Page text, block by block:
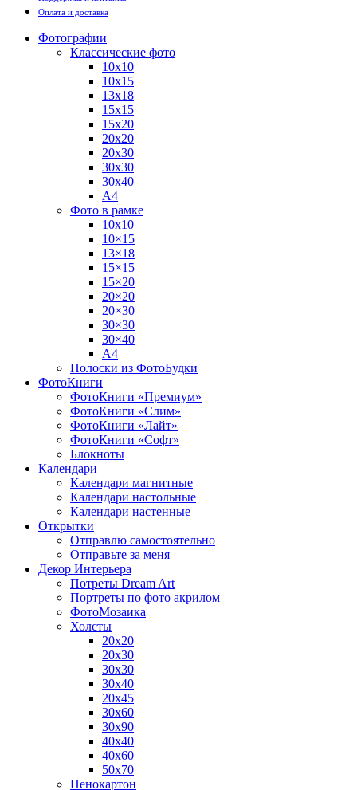
Оплата и доставка
Фотографии
Классические фото
10х10
10х15
13х18
15х15
15х20
20х20
20х30
30х30
30х40
А4
Фото в рамке
10х10
10×15
13×18
15×15
15×20
20×20
20×30
30×30
30×40
A4
Полоски из ФотоБудки
ФотоКниги
ФотоКниги «Премиум»
ФотоКниги «Слим»
ФотоКниги «Лайт»
ФотоКниги «Софт»
Блокноты
Календари
Календари магнитные
Календари настольные
Календари настенные
Открытки
Отправлю самостоятельно
Отправьте за меня
Декор Интерьера
Потреты Dream Art
Портреты по фото акрилом
ФотоМозаика
Холсты
20х20
20х30
30х30
30х40
20х45
30х60
30х90
40х40
40х60
50х70
Пенокартон